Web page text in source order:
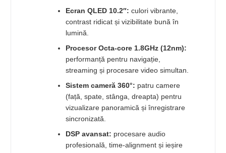
Ecran QLED 10.2″: culori vibrante,
contrast ridicat și vizibilitate bună în
lumină.
Procesor Octa-core 1.8GHz (12nm):
performanță pentru navigație,
streaming și procesare video simultan.
Sistem cameră 360°: patru camere
(față, spate, stânga, dreapta) pentru
vizualizare panoramică și înregistrare
sincronizată.
DSP avansat: procesare audio
profesională, time-alignment și ieșire